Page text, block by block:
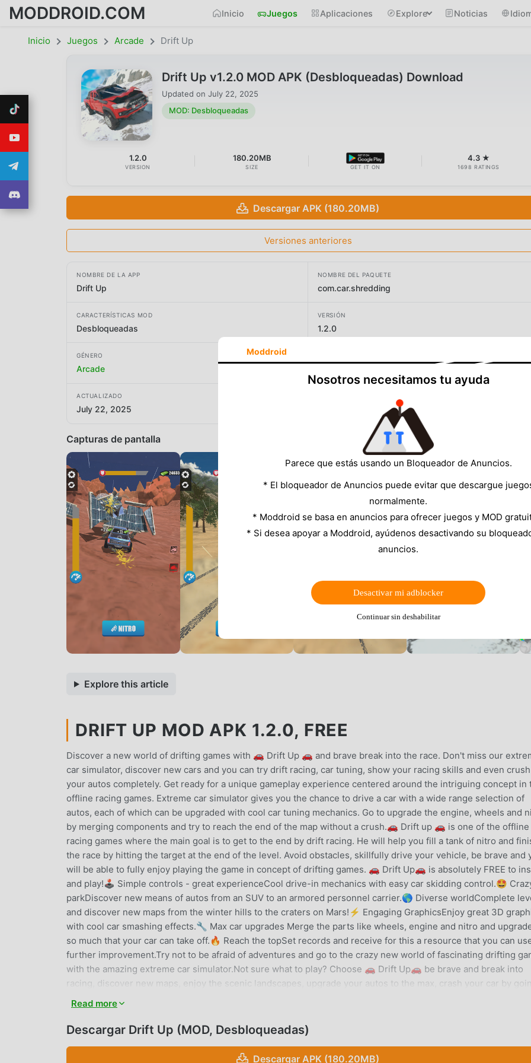
MODDROID.COM Inicio Juegos Aplicaciones Explore Noticias
Inicio Juegos Arcade Drift Up
Drift Up v1.2.0 MOD APK (Desbloqueadas) Download
Updated on July 22, 2025
MOD: Desbloqueadas
1.2.0
VERSION
180.20MB
SIZE GET IT ON
4.3 ★
1698 RATINGS
Descargar APK (180.20MB)
Versiones anteriores
NOMBRE DE LA APP
Drift Up
NOMBRE DEL PAQUETE
com.car.shredding
CARACTERÍSTICAS MOD
Desbloqueadas
VERSIÓN
1.2.0
GÉNERO
Arcade
ACTUALIZADO
July 22, 2025
Capturas de pantalla
Explore this article
DRIFT UP MOD APK 1.2.0, FREE
Discover a new world of drifting games with 🚗 Drift Up 🚗 and brave break into the race. Don't miss our
car simulator, discover new cars and you can try drift racing, car tuning, show your racing skills and even crush
your autos completely. Get ready for a unique gameplay experience centered around the intriguing concept in
offline racing games. Extreme car simulator gives you the chance to drive a car with a wide range selection of
autos, each of which can be upgraded with cool car tuning mechanics. Go to upgrade the engine, wheels and
by merging components and try to reach the end of the map without a crush.🚗 Drift up 🚗 is one of the offline
racing games where the main goal is to get to the end by drift racing. He will help you fill a tank of nitro and
the race by hitting the target at the end of the level. Avoid obstacles, skillfully drive your vehicle, be brave and
will be able to fully enjoy playing the game in concept of drifting games. 🚗 Drift Up🚗 is absolutely FREE to
and play!🕹️ Simple controls - great experienceCool drive-in mechanics with easy car skidding control.🤩
parkDiscover new means of autos from an SUV to an armored personnel carrier.🌎 Diverse worldComplete
and discover new maps from the winter hills to the craters on Mars!⚡ Engaging GraphicsEnjoy great 3D
with cool car smashing effects.🔧 Max car upgrades Merge the parts like wheels, engine and nitro and
so much that your car can take off.🔥 Reach the topSet records and receive for this a resource that you can
further improvement.Try not to be afraid of adventures and go to the crazy new world of fascinating drifting
with the amazing extreme car simulator.Not sure what to play? Choose 🚗 Drift Up🚗 be brave and break into
racing, discover new maps, enjoy the scenic landscapes, upgrade your autos to the max, crash your car by
DRIFT UP INTRODUCCIÓN
Drift Up Como un juego de arcade muy popular recientemente, ganó muchos fanáticos en todo el mundo que
Read more
Descargar Drift Up (MOD, Desbloqueadas)
Descargar APK (180.20MB)
Moddroid
Nosotros necesitamos tu ayuda
Parece que estás usando un Bloqueador de Anuncios.
* El bloqueador de Anuncios puede evitar que descargue
normalmente.
* Moddroid se basa en anuncios para ofrecer juegos y MOD
* Si desea apoyar a Moddroid, ayúdenos desactivando su
anuncios.
Desactivar mi adblocker
Continuar sin deshabilitar